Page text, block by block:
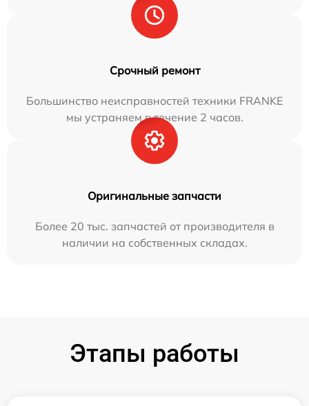
Срочный ремонт
Большинство неисправностей техники FRANKE
мы устраняем в течение 2 часов.
Оригинальные запчасти
Более 20 тыс. запчастей от производителя в
наличии на собственных складах.
Этапы работы